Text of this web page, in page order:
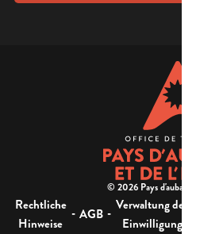
© 2026 Pays d'aubagne et de
Rechtliche
Hinweise
- AGB - Verwaltung der
Einwilligung